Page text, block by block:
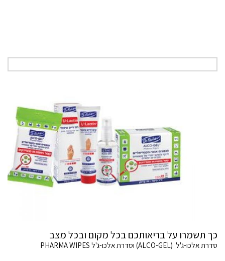
כך תשמרו על בריאותכם בכל מקום ובכל מצב
סדרת אלכו-ג'ל (ALCO-GEL) וסדרת אלכו-ג'ל PHARMA WIPES